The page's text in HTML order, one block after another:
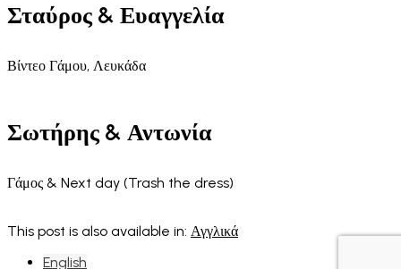
Σταύρος & Ευαγγελία
Βίντεο Γάμου, Λευκάδα
Σωτήρης & Αντωνία
Γάμος & Next day (Trash the dress)
This post is also available in: Αγγλικά
English